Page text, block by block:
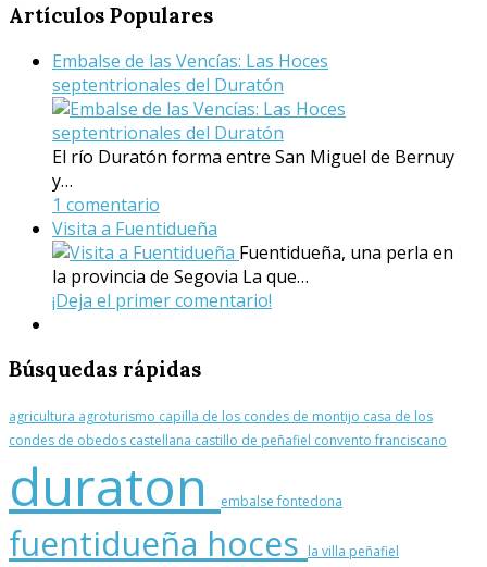
Artículos Populares
Embalse de las Vencías: Las Hoces
septentrionales del Duratón
El río Duratón forma entre San Miguel de Bernuy
y…
1 comentario
Visita a Fuentidueña
Fuentidueña, una perla en
la provincia de Segovia La que…
¡Deja el primer comentario!
Búsquedas rápidas
agricultura agroturismo capilla de los condes de montijo casa de los
condes de obedos castellana castillo de peñafiel convento franciscano
duraton embalsefontedona
fuentidueña hoces la villa peñafiel